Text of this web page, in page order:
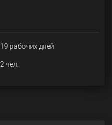
19 рабочих дней
2 чел.